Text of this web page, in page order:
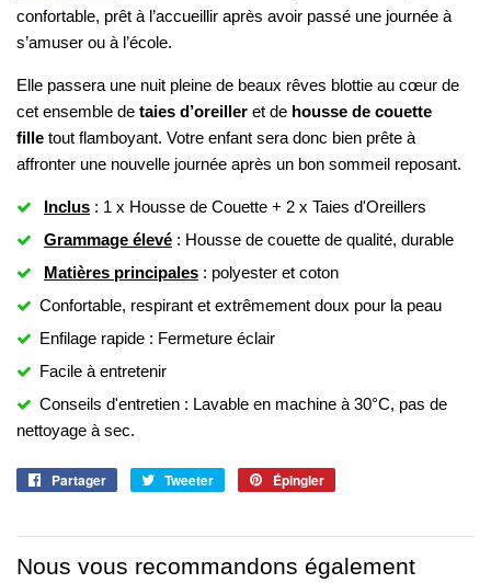
confortable, prêt à l’accueillir après avoir passé une journée à
s’amuser ou à l’école.
Elle passera une nuit pleine de beaux rêves blottie au cœur de
cet ensemble de taies d’oreiller et de housse de couette
fille tout flamboyant. Votre enfant sera donc bien prête à
affronter une nouvelle journée après un bon sommeil reposant.
Inclus : 1 x Housse de Couette + 2 x Taies d'Oreillers
Grammage élevé : Housse de couette de qualité, durable
Matières principales : polyester et coton
Confortable, respirant et extrêmement doux pour la peau
Enfilage rapide : Fermeture éclair
Facile à entretenir
Conseils d'entretien : Lavable en machine à 30°C, pas de
nettoyage à sec.
Partager
PartagerTweeter
Tweeter
Épingler
Nous vous recommandons également